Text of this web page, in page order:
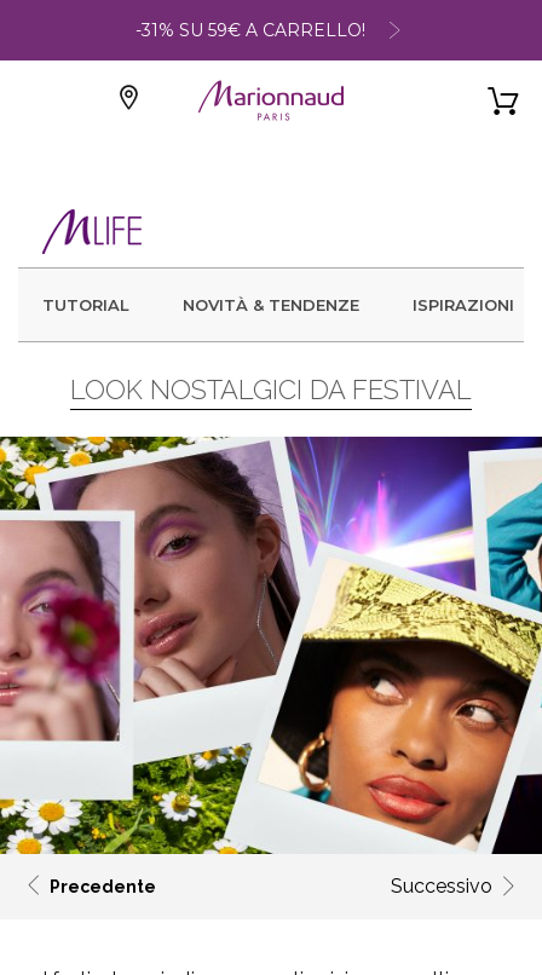
-31% SU 59€ A CARRELLO!
TUTORIAL NOVITÀ & TENDENZE ISPIRAZIONI
LOOK NOSTALGICI DA FESTIVAL
Precedente Successivo